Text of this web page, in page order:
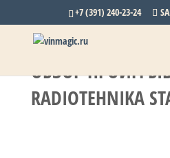
+7 (391) 240-23-24
ОБЗОР
RADIOTEHNIKA